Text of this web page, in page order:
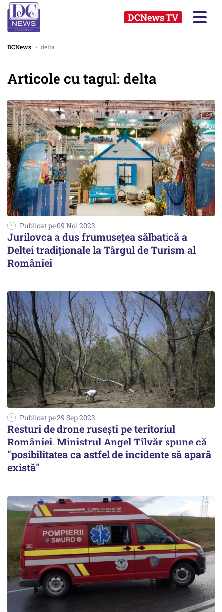
DCNews TV
DCNews › delta
Articole cu tagul: delta
Publicat pe 09 Noi 2023
Jurilovca a dus frumusețea sălbatică a
Deltei tradiționale la Târgul de Turism al
României
Publicat pe 29 Sep 2023
Resturi de drone rusești pe teritoriul
României. Ministrul Angel Tîlvăr spune că
"posibilitatea ca astfel de incidente să apară
există"